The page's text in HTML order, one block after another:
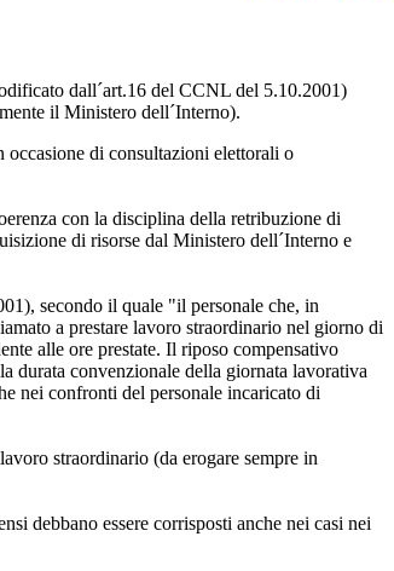
dall´art.16 del CCNL del 5.10.2001)
il Ministero dell´Interno).
occasione di consultazioni elettorali o
con la disciplina della retribuzione di
di risorse dal Ministero dell´Interno e
secondo il quale "il personale che, in
a prestare lavoro straordinario nel giorno di
alle ore prestate. Il riposo compensativo
durata convenzionale della giornata lavorativa
nei confronti del personale incaricato di
straordinario (da erogare sempre in
debbano essere corrisposti anche nei casi nei